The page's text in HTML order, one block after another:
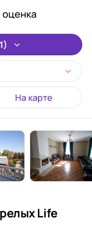
На карте
Life